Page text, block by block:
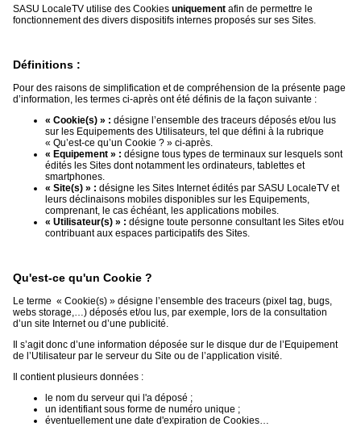
groupe
annuaire
pro
SASU LocaleTV utilise des Cookies uniquement afin de permettre le
fonctionnement des divers dispositifs internes proposés sur ses Sites.
Définitions :
Pour des raisons de simplification et de compréhension de la présente page
d’information, les termes ci-après ont été définis de la façon suivante :
« Cookie(s) » : désigne l’ensemble des traceurs déposés et/ou lus
sur les Equipements des Utilisateurs, tel que défini à la rubrique
« Qu’est-ce qu’un Cookie ? » ci-après.
« Equipement » : désigne tous types de terminaux sur lesquels sont
édités les Sites dont notamment les ordinateurs, tablettes et
smartphones.
« Site(s) » : désigne les Sites Internet édités par SASU LocaleTV et
leurs déclinaisons mobiles disponibles sur les Equipements,
comprenant, le cas échéant, les applications mobiles.
« Utilisateur(s) » : désigne toute personne consultant les Sites et/ou
contribuant aux espaces participatifs des Sites.
Qu'est-ce qu'un Cookie ?
Le terme « Cookie(s) » désigne l’ensemble des traceurs (pixel tag, bugs,
webs storage,…) déposés et/ou lus, par exemple, lors de la consultation
d’un site Internet ou d’une publicité.
Il s’agit donc d’une information déposée sur le disque dur de l’Equipement
de l’Utilisateur par le serveur du Site ou de l’application visité.
Il contient plusieurs données :
le nom du serveur qui l'a déposé ;
un identifiant sous forme de numéro unique ;
éventuellement une date d'expiration de Cookies…